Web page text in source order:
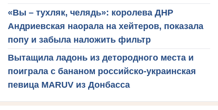
«Вы – тухляк, челядь»: королева ДНР
Андриевская наорала на хейтеров, показала
попу и забыла наложить фильтр
Вытащила ладонь из детородного места и
поиграла с бананом российско-украинская
певица MARUV из Донбасса